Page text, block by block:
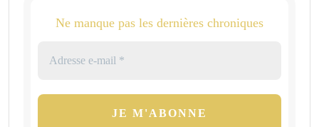
Ne manque pas les dernières chroniques